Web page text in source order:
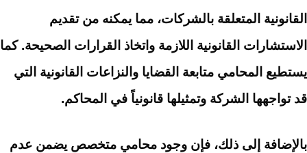
القانونية المتعلقة بالشركات، مما يمكنه من تقديم
الاستشارات القانونية اللازمة واتخاذ القرارات الصحيحة. كما
يستطيع المحامي متابعة القضايا والنزاعات القانونية التي
قد تواجهها الشركة وتمثيلها قانونياً في المحاكم.
بالإضافة إلى ذلك، فإن وجود محامي متخصص يضمن عدم